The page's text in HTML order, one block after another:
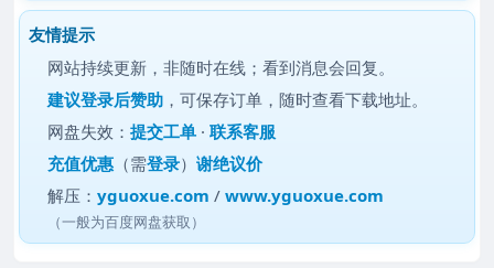
友情提示
网站持续更新，非随时在线；看到消息会回复。
建议登录后赞助 ，可保存订单，随时查看下载地址。
网盘失效：提交工单 ·联系客服
充值优惠 （需登录）谢绝议价
解压：yguoxue.com /www.yguoxue.com
（一般为百度网盘获取）